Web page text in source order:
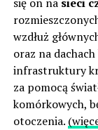
wzdłuż
oraz na
infrastruktury
za pomocą
komórkowych,
otoczenia.